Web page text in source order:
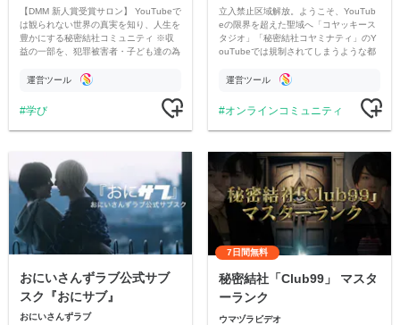
【DMM 新人賞受賞サロン】 YouTubeで
は観られない世界の真実を知り、人生を
豊かにする秘密結社コミュニティ ※収
益の一部を、犯罪被害者・子ども達の為
す運営ツール
学び
立入禁止区域解放。ようこそ、YouTub
eの限界を超えた聖域へ「コヤッキース
タジオ」「秘密結社コヤミナティ」のY
ouTubeでは規制されてしまうような都
公開。
運営ツール
オンラインコミュニティ
おにいさんずラブ公式サブ
スク『おにサブ』
おにいさんずラブ
7日間無料
秘密結社「Club99」 マスタ
ーランク
ウマヅラビデオ